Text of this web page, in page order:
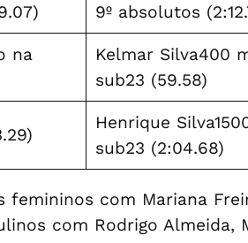
9º absolutos
na
Kelmar Silva400
sub23 (59.58)
Henrique
sub23 (2:04.68)
com Mariana
com Rodrigo Almeida,